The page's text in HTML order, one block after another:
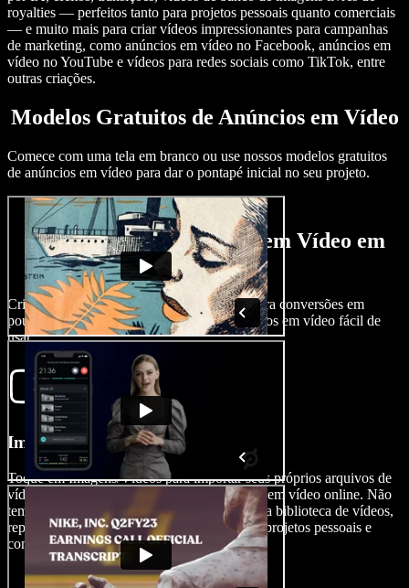
royalties — perfeitos tanto para projetos pessoais quanto comerciais
— e muito mais para criar vídeos impressionantes para campanhas
de marketing, como anúncios em vídeo no Facebook, anúncios em
vídeo no YouTube e vídeos para redes sociais como TikTok, entre
outras criações.
Modelos Gratuitos de Anúncios em Vídeo
Comece com uma tela em branco ou use nossos modelos gratuitos
de anúncios em vídeo para dar o pontapé inicial no seu projeto.
Como Criar um Anúncio em Vídeo em
Minutos
Crie um anúncio em vídeo chamativo que gera conversões em
poucos minutos com nosso criador de anúncios em vídeo fácil de
usar.
Importe Seu Vídeo
Toque em Imagens/Vídeos para importar seus próprios arquivos de
vídeo ou recursos para o criador de anúncios em vídeo online. Não
tem conteúdo? Sem problemas. Explore nossa biblioteca de vídeos,
repleta de conteúdos que você pode usar em projetos pessoais e
comerciais.